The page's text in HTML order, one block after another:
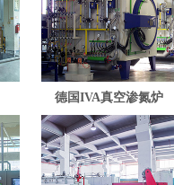
德国IVA真空渗氮炉